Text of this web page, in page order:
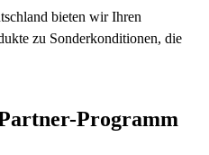
bieten wir Ihren
zu Sonderkonditionen, die
Programm